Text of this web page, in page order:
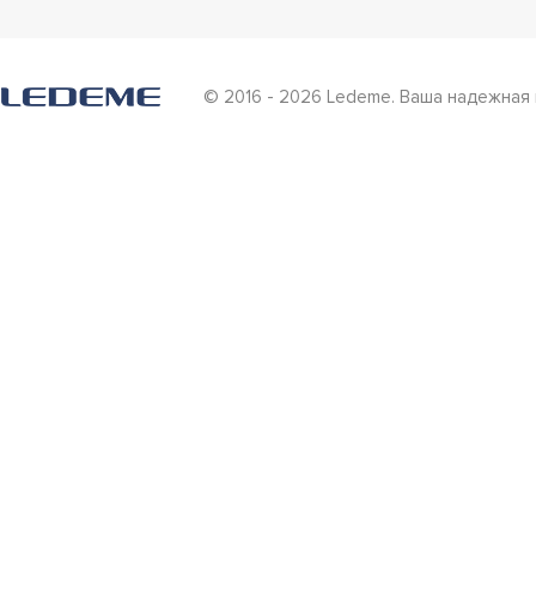
© 2016 - 2026 Ledeme. Ваша